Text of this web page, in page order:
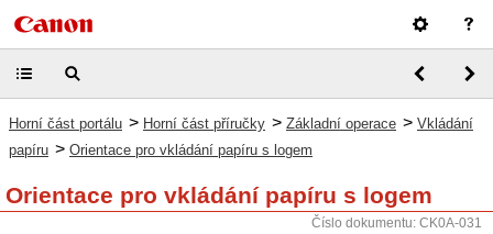
Horní část portálu > Horní část příručky > Základní operace > Vkládání
papíru > Orientace pro vkládání papíru s logem
Orientace pro vkládání papíru s logem
Číslo dokumentu: CK0A-031